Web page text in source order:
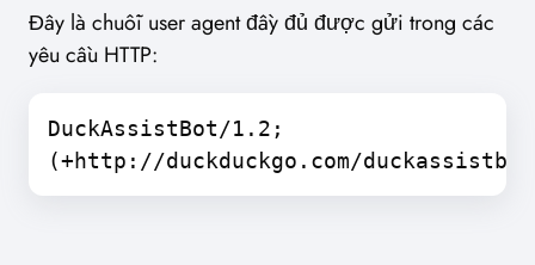
Đây là chuỗi user agent đầy đủ được gửi trong các
yêu cầu HTTP:
DuckAssistBot/1.2;
(+http://duckduckgo.com/